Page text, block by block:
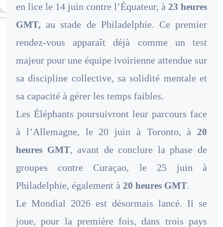
en lice le 14 juin contre l’Équateur, à 23 heures
GMT, au stade de Philadelphie. Ce premier
rendez-vous apparaît déjà comme un test
majeur pour une équipe ivoirienne attendue sur
sa discipline collective, sa solidité mentale et
sa capacité à gérer les temps faibles.
Les Éléphants poursuivront leur parcours face
à l’Allemagne, le 20 juin à Toronto, à 20
heures GMT, avant de conclure la phase de
groupes contre Curaçao, le 25 juin à
Philadelphie, également à 20 heures GMT.
Le Mondial 2026 est désormais lancé. Il se
joue, pour la première fois, dans trois pays